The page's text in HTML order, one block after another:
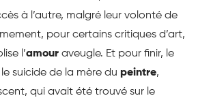
à l’autre, malgré leur volonté de
pour certains critiques d’art,
l’amour aveugle. Et pour finir, le
suicide de la mère du peintre,
qui avait été trouvé sur le